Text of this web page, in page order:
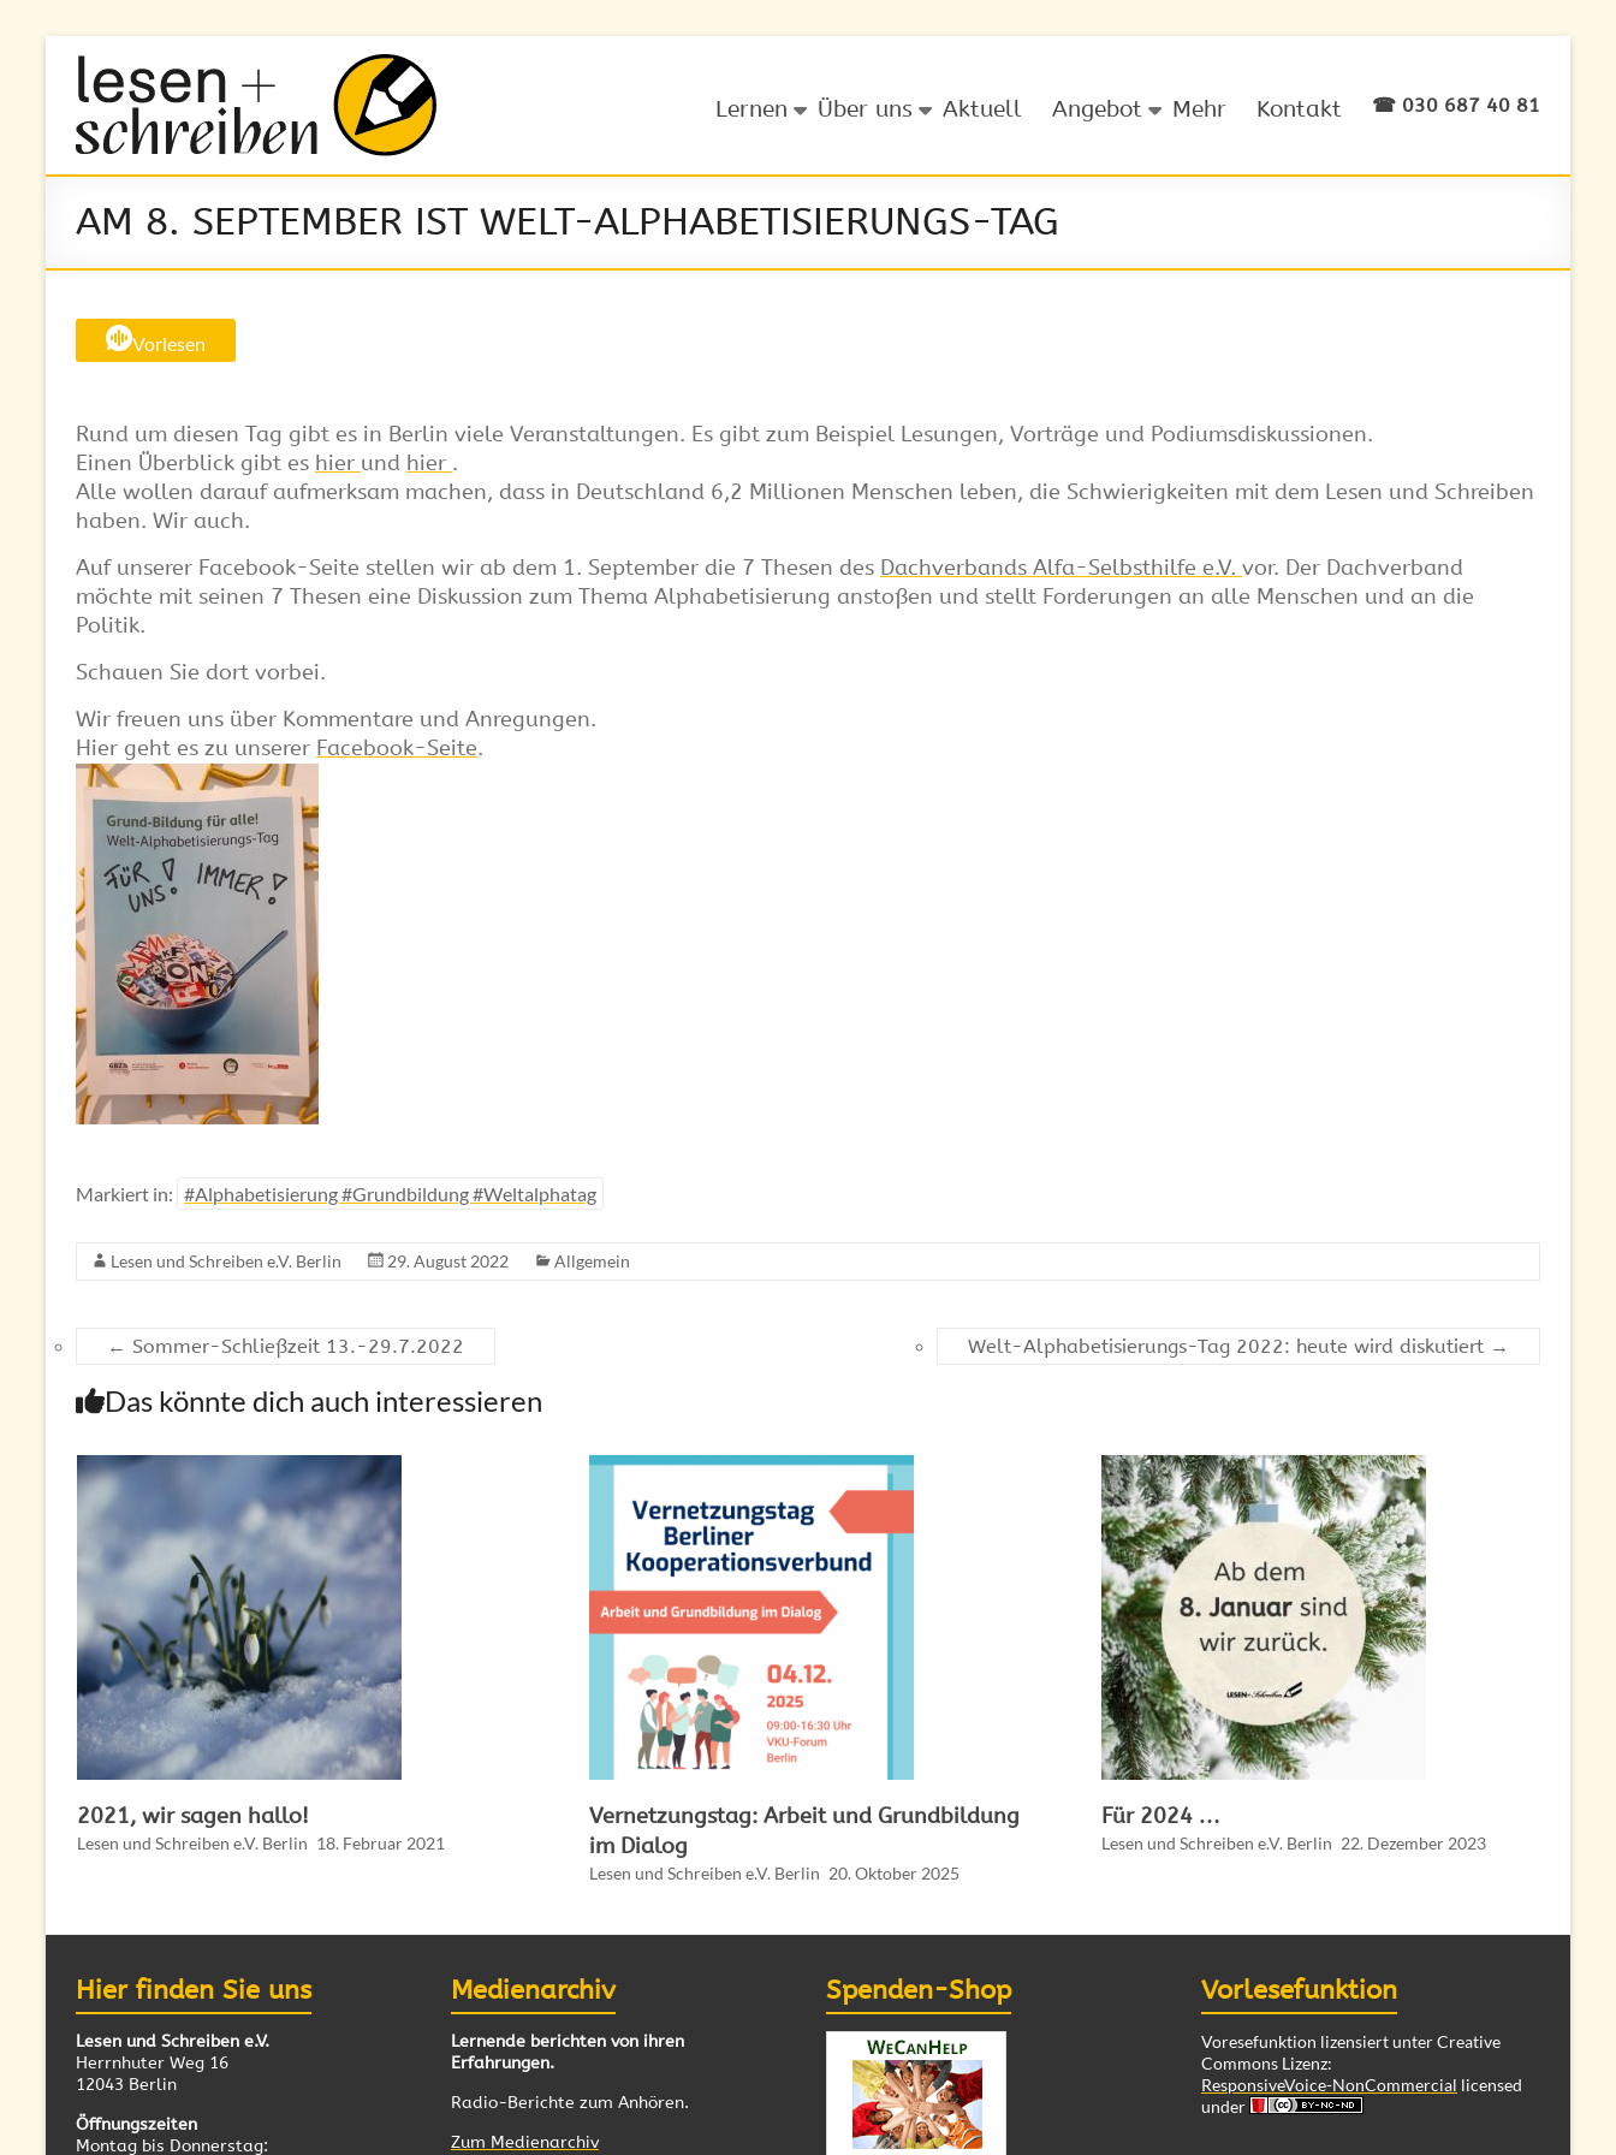
springen
Lesen
und
Schreiben
e.V.
Berlin
Alphabetisierung
Erwachsene
Lernen Über uns Aktuell Angebot Mehr Kontakt ☎ 030 687 40 81
AM 8. SEPTEMBER IST WELT-ALPHABETISIERUNGS-TAG
Vorlesen
Rund um diesen Tag gibt es in Berlin viele Veranstaltungen. Es gibt zum Beispiel Lesungen, Vorträge und Podiumsdiskussionen.
Einen Überblick gibt es hier und hier .
Alle wollen darauf aufmerksam machen, dass in Deutschland 6,2 Millionen Menschen leben, die Schwierigkeiten mit dem Lesen und Schreiben
haben. Wir auch.
Auf unserer Facebook-Seite stellen wir ab dem 1. September die 7 Thesen des Dachverbands Alfa-Selbsthilfe e.V. vor. Der Dachverband
möchte mit seinen 7 Thesen eine Diskussion zum Thema Alphabetisierung anstoßen und stellt Forderungen an alle Menschen und an die
Politik.
Schauen Sie dort vorbei.
Wir freuen uns über Kommentare und Anregungen.
Hier geht es zu unserer Facebook-Seite.
Markiert in: #Alphabetisierung #Grundbildung #Weltalphatag
Lesen und Schreiben e.V. Berlin 29. August 2022 Allgemein
← Sommer-Schließzeit 13.-29.7.2022 Welt-Alphabetisierungs-Tag 2022: heute wird diskutiert →
Das könnte dich auch interessieren
2021, wir sagen hallo!
Lesen und Schreiben e.V. Berlin 18. Februar 2021
Vernetzungstag: Arbeit und Grundbildung
im Dialog
Lesen und Schreiben e.V. Berlin 20. Oktober 2025
Für 2024 …
Lesen und Schreiben e.V. Berlin 22. Dezember 2023
Hier finden Sie uns
Lesen und Schreiben e.V.
Herrnhuter Weg 16
12043 Berlin
Öffnungszeiten
Montag bis Donnerstag:
Medienarchiv
Lernende berichten von ihren
Erfahrungen.
Radio-Berichte zum Anhören.
Zum Medienarchiv
Spenden-Shop Vorlesefunktion
Voresefunktion lizensiert unter Creative
Commons Lizenz:
ResponsiveVoice-NonCommercial licensed
under